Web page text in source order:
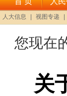
您现在
关